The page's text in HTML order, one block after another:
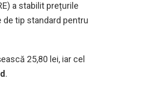
a stabilit prețurile
tip standard pentru
25,80 lei, iar cel
.